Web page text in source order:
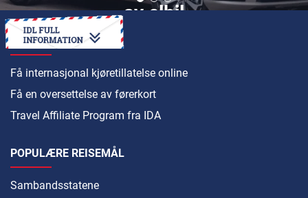
av elbil
HVORDAN
Få internasjonal kjøretillatelse online
Få en oversettelse av førerkort
Travel Affiliate Program fra IDA
POPULÆRE REISEMÅL
Sambandsstatene